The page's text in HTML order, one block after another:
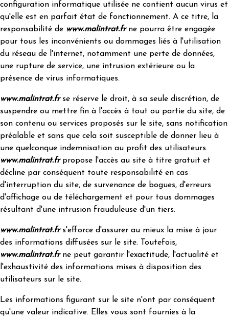
configuration informatique utilisée ne contient aucun virus et
qu'elle est en parfait état de fonctionnement. A ce titre, la
responsabilité de www.malintrat.frne pourra être engagée
pour tous les inconvénients ou dommages liés à l'utilisation
du réseau de l'internet, notamment une perte de données,
une rupture de service, une intrusion extérieure ou la
présence de virus informatiques.
www.malintrat.frse réserve le droit, à sa seule discrétion, de
suspendre ou mettre fin à l'accès à tout ou partie du site, de
son contenu ou services proposés sur le site, sans notification
préalable et sans que cela soit susceptible de donner lieu à
une quelconque indemnisation au profit des utilisateurs.
www.malintrat.frpropose l'accès au site à titre gratuit et
décline par conséquent toute responsabilité en cas
d'interruption du site, de survenance de bogues, d'erreurs
d'affichage ou de téléchargement et pour tous dommages
résultant d'une intrusion frauduleuse d'un tiers.
www.malintrat.frs'efforce d'assurer au mieux la mise à jour
des informations diffusées sur le site. Toutefois,
www.malintrat.frne peut garantir l'exactitude, l'actualité et
l'exhaustivité des informations mises à disposition des
utilisateurs sur le site.
Les informations figurant sur le site n'ont par conséquent
qu'une valeur indicative. Elles vous sont fournies à la